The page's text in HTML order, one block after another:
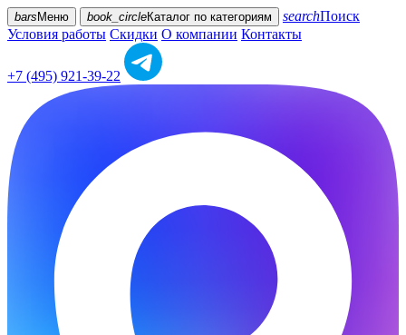
bars Меню book_circleКаталог по категориям searchПоиск
Условия работы Скидки О компании Контакты
+7 (495) 921-39-22